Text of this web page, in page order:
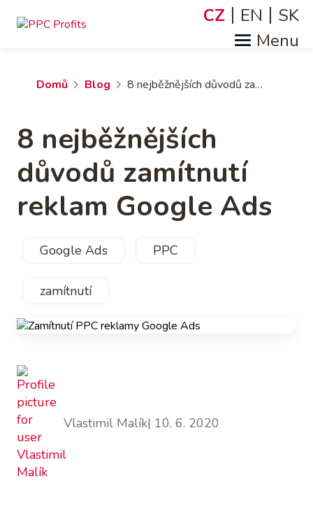
Jazyky
CZ EN SK
Drobečková
Domů Blog 8 nejběžnějších důvodů zamítnutí reklam Google Ads
8 nejběžnějších
důvodů zamítnutí
reklam Google Ads
Google Ads PPC
zamítnutí
Vlastimil Malík| 10. 6. 2020